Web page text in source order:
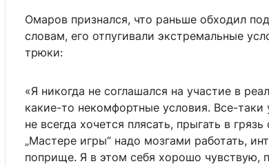
Омаров признался, что раньше обходил
словам, его отпугивали экстремальные
трюки:
«Я никогда не соглашался на участие в
какие-то некомфортные условия. Все-
не всегда хочется плясать, прыгать в
„Мастере игры“ надо мозгами работать,
поприще. Я в этом себя хорошо чувствую,